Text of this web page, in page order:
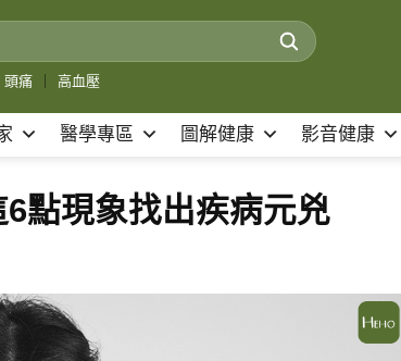
頭痛 高血壓
醫學專區 圖解健康 影音健康
點現象找出疾病元兇